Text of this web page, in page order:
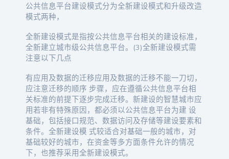
公共信息平台建设模式分为全新建设模式和升级改造
模式两种，
全新建设模式是指按公共信息平台相关的建设标准，
全新建立城市级公共信息平台。(3)全新建设模式需
注意以下几点
有应用及数据的迁移应用及数据的迁移不能一刀切，
应注意迁移的顺序 步骤，应在遵循公共信息平台相
关标准的前提下逐步完成迁移。新建设的智慧城市应
用若非有特殊原因，都必须以公共信息平台为建 设
基础，包括接口规范、数据访问及存储等建设要素和
条件。全新建设模 式较适合对基础一般的城市，对
基础较好的城市，在资金等多方面条件允许的情况
下，也推荐采用全新建设模式。